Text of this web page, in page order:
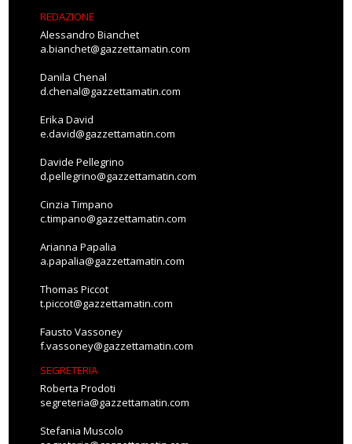
REDAZIONE
Alessandro Bianchet
a.bianchet@gazzettamatin.com
Danila Chenal
d.chenal@gazzettamatin.com
Erika David
e.david@gazzettamatin.com
Davide Pellegrino
d.pellegrino@gazzettamatin.com
Cinzia Timpano
c.timpano@gazzettamatin.com
Arianna Papalia
a.papalia@gazzettamatin.com
Thomas Piccot
t.piccot@gazzettamatin.com
Fausto Vassoney
f.vassoney@gazzettamatin.com
SEGRETERIA
Roberta Prodoti
segreteria@gazzettamatin.com
Stefania Muscolo